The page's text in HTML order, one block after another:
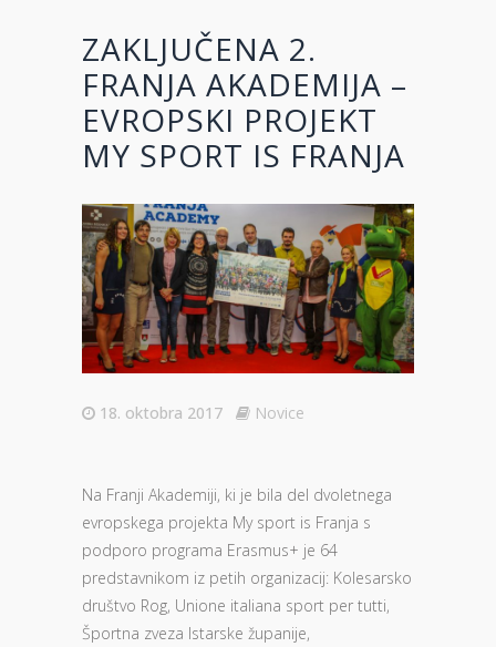
ZAKLJUČENA 2.
FRANJA AKADEMIJA –
EVROPSKI PROJEKT
MY SPORT IS FRANJA
18. oktobra 2017 Novice
Na Franji Akademiji, ki je bila del dvoletnega
evropskega projekta My sport is Franja s
podporo programa Erasmus+ je 64
predstavnikom iz petih organizacij: Kolesarsko
društvo Rog, Unione italiana sport per tutti,
Športna zveza Istarske županije,